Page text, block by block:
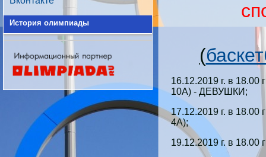
История олимпиады
(
16.12.2019 г. в
10А) - ДЕВУШКИ;
17.12.2019 г. в 18.00
4А);
19.12.2019 г. в